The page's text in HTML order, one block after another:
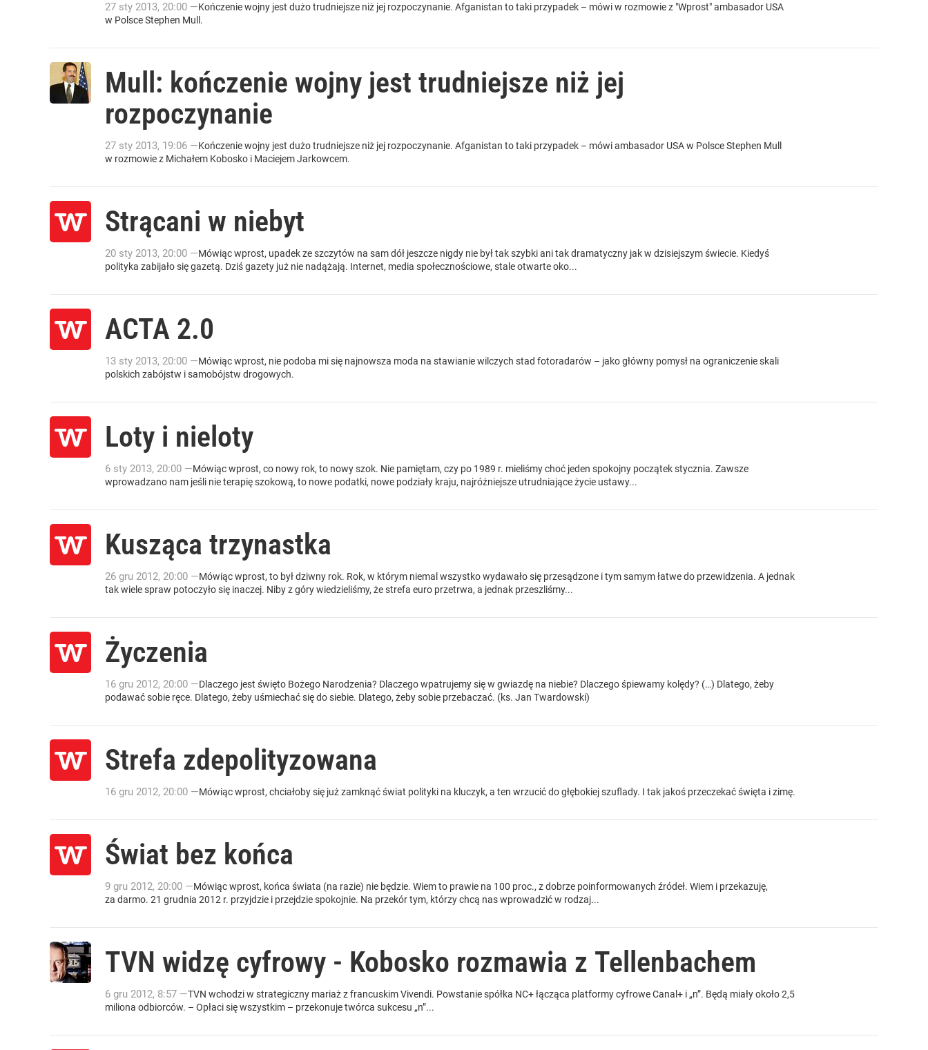
27 sty 2013, 20:00 —Kończenie wojny jest dużo trudniejsze niż jej rozpoczynanie. Afganistan to taki przypadek – mówi w rozmowie z "Wprost" ambasador USA
w Polsce Stephen Mull.
Mull: kończenie wojny jest trudniejsze niż jej
rozpoczynanie
27 sty 2013, 19:06 —Kończenie wojny jest dużo trudniejsze niż jej rozpoczynanie. Afganistan to taki przypadek – mówi ambasador USA w Polsce Stephen Mull
w rozmowie z Michałem Kobosko i Maciejem Jarkowcem.
Strącani w niebyt
20 sty 2013, 20:00 —Mówiąc wprost, upadek ze szczytów na sam dół jeszcze nigdy nie był tak szybki ani tak dramatyczny jak w dzisiejszym świecie. Kiedyś
polityka zabijało się gazetą. Dziś gazety już nie nadążają. Internet, media społecznościowe, stale otwarte oko...
ACTA 2.0
13 sty 2013, 20:00 —Mówiąc wprost, nie podoba mi się najnowsza moda na stawianie wilczych stad fotoradarów – jako główny pomysł na ograniczenie skali
polskich zabójstw i samobójstw drogowych.
Loty i nieloty
6 sty 2013, 20:00 —Mówiąc wprost, co nowy rok, to nowy szok. Nie pamiętam, czy po 1989 r. mieliśmy choć jeden spokojny początek stycznia. Zawsze
wprowadzano nam jeśli nie terapię szokową, to nowe podatki, nowe podziały kraju, najróżniejsze utrudniające życie ustawy...
Kusząca trzynastka
26 gru 2012, 20:00 —Mówiąc wprost, to był dziwny rok. Rok, w którym niemal wszystko wydawało się przesądzone i tym samym łatwe do przewidzenia. A jednak
tak wiele spraw potoczyło się inaczej. Niby z góry wiedzieliśmy, że strefa euro przetrwa, a jednak przeszliśmy...
Życzenia
16 gru 2012, 20:00 —Dlaczego jest święto Bożego Narodzenia? Dlaczego wpatrujemy się w gwiazdę na niebie? Dlaczego śpiewamy kolędy? (…) Dlatego, żeby
podawać sobie ręce. Dlatego, żeby uśmiechać się do siebie. Dlatego, żeby sobie przebaczać. (ks. Jan Twardowski)
Strefa zdepolityzowana
16 gru 2012, 20:00 —Mówiąc wprost, chciałoby się już zamknąć świat polityki na kluczyk, a ten wrzucić do głębokiej szuflady. I tak jakoś przeczekać święta i zimę.
Świat bez końca
9 gru 2012, 20:00 —Mówiąc wprost, końca świata (na razie) nie będzie. Wiem to prawie na 100 proc., z dobrze poinformowanych źródeł. Wiem i przekazuję,
za darmo. 21 grudnia 2012 r. przyjdzie i przejdzie spokojnie. Na przekór tym, którzy chcą nas wprowadzić w rodzaj...
TVN widzę cyfrowy - Kobosko rozmawia z Tellenbachem
6 gru 2012, 8:57 —TVN wchodzi w strategiczny mariaż z francuskim Vivendi. Powstanie spółka NC+ łącząca platformy cyfrowe Canal+ i „n”. Będą miały około 2,5
miliona odbiorców. – Opłaci się wszystkim – przekonuje twórca sukcesu „n”...